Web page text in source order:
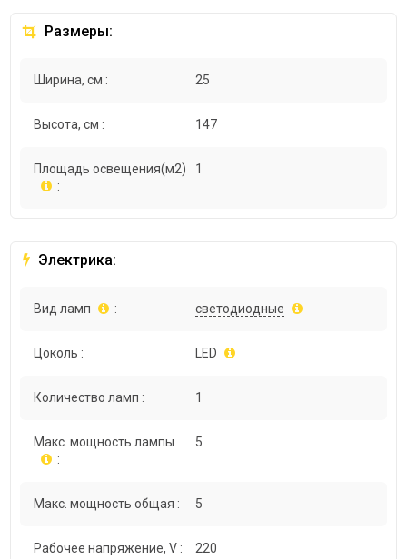
Размеры:
Ширина, см : 25
Высота, см : 147
Площадь освещения(м2)
:
1
Электрика:
Вид ламп : светодиодные
Цоколь : LED
Количество ламп : 1
Макс. мощность лампы
:
5
Макс. мощность общая : 5
Рабочее напряжение, V : 220